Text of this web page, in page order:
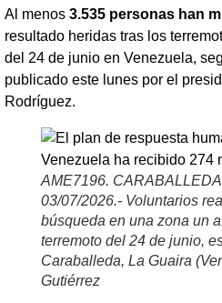
Al menos 3.535 personas han
resultado heridas tras los
del 24 de junio en Venezuela,
publicado este lunes por el
Rodríguez.
AME7196.
03/07/2026.- Voluntarios
búsqueda en una zona un
terremoto del 24 de junio,
Caraballeda, La Guaira
Gutiérrez